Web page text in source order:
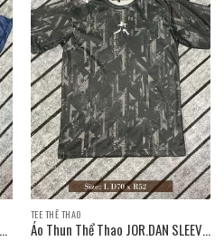
TEE THỂ THAO
Áo Thun Thể Thao JOR.DAN SLEEVE